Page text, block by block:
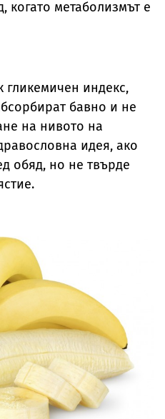
когато метаболизмът е
гликемичен индекс,
бавно и не
на нивото на
идея, ако
обяд, но не твърде